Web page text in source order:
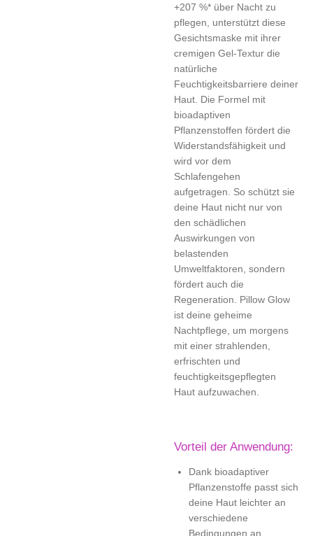
+207 %* über Nacht zu
pflegen, unterstützt diese
Gesichtsmaske mit ihrer
cremigen Gel-Textur die
natürliche
Feuchtigkeitsbarriere deiner
Haut. Die Formel mit
bioadaptiven
Pflanzenstoffen fördert die
Widerstandsfähigkeit und
wird vor dem
Schlafengehen
aufgetragen. So schützt sie
deine Haut nicht nur von
den schädlichen
Auswirkungen von
belastenden
Umweltfaktoren, sondern
fördert auch die
Regeneration. Pillow Glow
ist deine geheime
Nachtpflege, um morgens
mit einer strahlenden,
erfrischten und
feuchtigkeitsgepflegten
Haut aufzuwachen.
Vorteil der Anwendung:
Dank bioadaptiver
Pflanzenstoffe passt sich
deine Haut leichter an
verschiedene
Bedingungen an.